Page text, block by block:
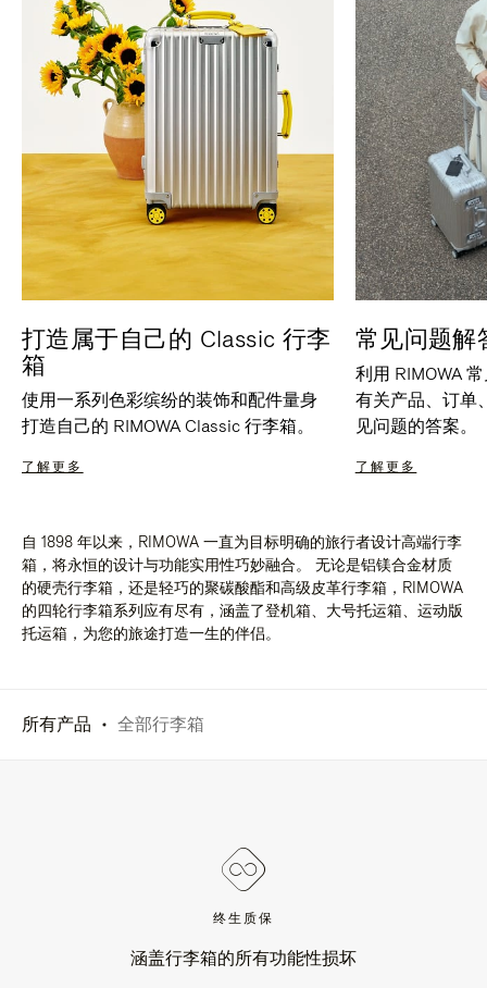
打造属于自己的 Classic 行李
箱
使用一系列色彩缤纷的装饰和配件量身
打造自己的 RIMOWA Classic 行李箱。
了解更多
常见问题解
利用 RIMOWA
有关产品、订单
见问题的答案。
了解更多
自 1898 年以来，RIMOWA 一直为目标明确的旅行者设计高端行李
箱，将永恒的设计与功能实用性巧妙融合。 无论是铝镁合金材质
的硬壳行李箱，还是轻巧的聚碳酸酯和高级皮革行李箱，RIMOWA
的四轮行李箱系列应有尽有，涵盖了登机箱、大号托运箱、运动版
托运箱，为您的旅途打造一生的伴侣。
所有产品 全部行李箱
终生质保
涵盖行李箱的所有功能性损坏